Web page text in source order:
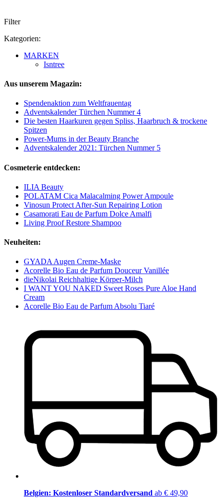
Filter
Kategorien:
MARKEN
Isntree
Aus unserem Magazin:
Spendenaktion zum Weltfrauentag
Adventskalender Türchen Nummer 4
Die besten Haarkuren gegen Spliss, Haarbruch & trockene
Spitzen
Power-Mums in der Beauty Branche
Adventskalender 2021: Türchen Nummer 5
Cosmeterie entdecken:
ILIA Beauty
POLATAM Cica Malacalming Power Ampoule
Vinosun Protect After-Sun Repairing Lotion
Casamorati Eau de Parfum Dolce Amalfi
Living Proof Restore Shampoo
Neuheiten:
GYADA Augen Creme-Maske
Acorelle Bio Eau de Parfum Douceur Vanillée
dieNikolai Reichhaltige Körper-Milch
I WANT YOU NAKED Sweet Roses Pure Aloe Hand
Cream
Acorelle Bio Eau de Parfum Absolu Tiaré
Belgien: Kostenloser Standardversand ab € 49,90